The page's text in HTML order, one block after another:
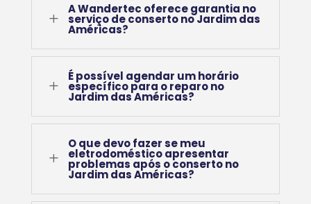
L
A Wandertec oferece garantia no
serviço de conserto no Jardim das
Américas?
L
É possível agendar um horário
específico para o reparo no
Jardim das Américas?
L
O que devo fazer se meu
eletrodoméstico apresentar
problemas após o conserto no
Jardim das Américas?